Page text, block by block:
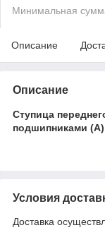
Минимальная
Описание
Описание
Ступица
подшипниками (А)
Условия
Доставка